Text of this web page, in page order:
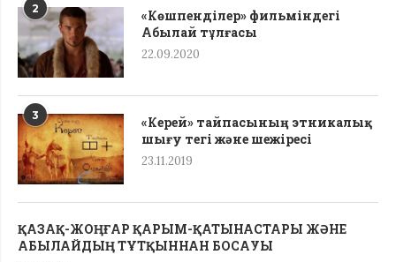
2
«Көшпенділер» фильміндегі
Абылай тұлғасы
22.09.2020
3
«Керей» тайпасының этникалық
шығу тегі жəне шежіресі
23.11.2019
ҚАЗАҚ-ЖОҢҒАР ҚАРЫМ-ҚАТЫНАСТАРЫ ЖӘНЕ
АБЫЛАЙДЫҢ ТҰТҚЫННАН БОСАУЫ